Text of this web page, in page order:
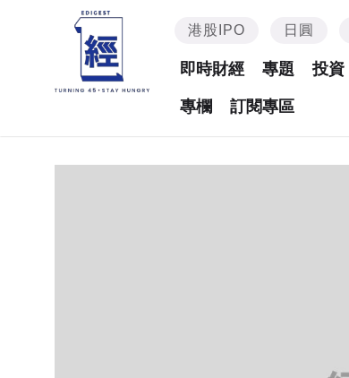
港股IPO 日圓
即時財經 專題 投資
專欄 訂閱專區